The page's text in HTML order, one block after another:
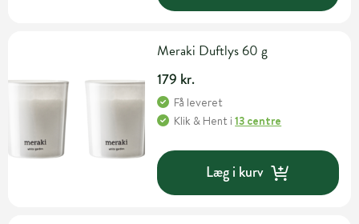
Meraki Duftlys 60 g
179 kr.
Få leveret
Klik & Hent i13 centre
Læg i kurv